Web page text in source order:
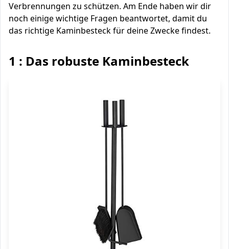
Verbrennungen zu schützen. Am Ende haben wir dir
noch einige wichtige Fragen beantwortet, damit du
das richtige Kaminbesteck für deine Zwecke findest.
1 : Das robuste Kaminbesteck